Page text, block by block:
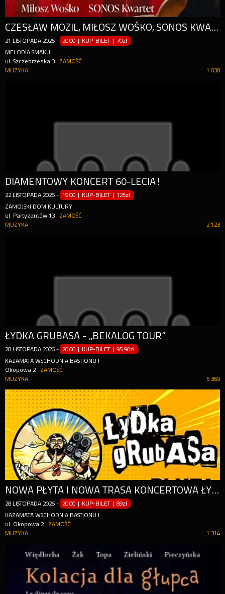
CZESŁAW MOZIL, MIŁOSZ WOŚKO, SONOS KWARTET
21 LISTOPADA 2026 - 20:00 | KUP-BILET | 70zł
MELODIA SMAKU
ul. Szczebrzeska 3
ZAMOŚĆ
1 038
MUZYKA
DIAMENTOWY KONCERT 60-LECIA!
22 LISTOPADA 2026 - 19:00 | KUP-BILET |125zł
ZAMOJSKI DOM KULTURY
ul. Partyzantów 13
ZAMOŚĆ
2 123
MUZYKA
ŁYDKA GRUBASA - „BEKALOG TOUR”
28 LISTOPADA 2026 - 20:00 | KUP-BILET |95.90zł
KAZAMATA WSCHODNIA BASTIONU I
Okopowa 2
ZAMOŚĆ
5 369
MUZYKA
NOWA PŁYTA I NOWA TRASA KONCERTOWA ŁYDKI GRUBASA - "BEKALOG"
28 LISTOPADA 2026 - 20:00 | KUP-BILET |89zł
KAZAMATA WSCHODNIA BASTIONU I
ul. Okopowa 2
ZAMOŚĆ
1 314
MUZYKA